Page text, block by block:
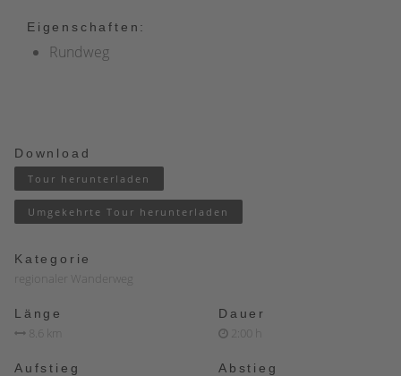
Eigenschaften:
Rundweg
Download
Tour herunterladen
Umgekehrte Tour herunterladen
Kategorie
regionaler Wanderweg
Länge
8.6 km
Dauer
2:00 h
Aufstieg Abstieg